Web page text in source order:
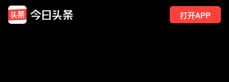
打开APP